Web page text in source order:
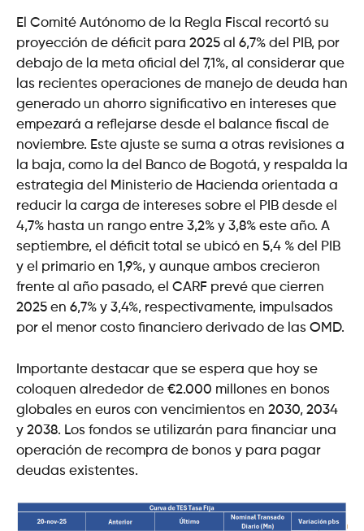
El Comité Autónomo de la Regla Fiscal recortó su
proyección de déficit para 2025 al 6,7% del PIB, por
debajo de la meta oficial del 7,1%, al considerar que
las recientes operaciones de manejo de deuda han
generado un ahorro significativo en intereses que
empezará a reflejarse desde el balance fiscal de
noviembre. Este ajuste se suma a otras revisiones a
la baja, como la del Banco de Bogotá, y respalda la
estrategia del Ministerio de Hacienda orientada a
reducir la carga de intereses sobre el PIB desde el
4,7% hasta un rango entre 3,2% y 3,8% este año. A
septiembre, el déficit total se ubicó en 5,4 % del PIB
y el primario en 1,9%, y aunque ambos crecieron
frente al año pasado, el CARF prevé que cierren
2025 en 6,7% y 3,4%, respectivamente, impulsados
por el menor costo financiero derivado de las OMD.
Importante destacar que se espera que hoy se
coloquen alrededor de €2.000 millones en bonos
globales en euros con vencimientos en 2030, 2034
y 2038. Los fondos se utilizarán para financiar una
operación de recompra de bonos y para pagar
deudas existentes.